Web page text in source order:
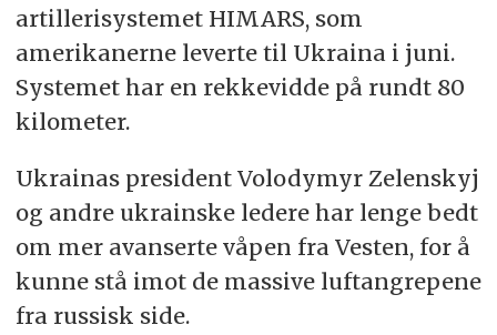
artillerisystemet HIMARS, som
amerikanerne leverte til Ukraina i juni.
Systemet har en rekkevidde på rundt 80
kilometer.
Ukrainas president Volodymyr Zelenskyj
og andre ukrainske ledere har lenge bedt
om mer avanserte våpen fra Vesten, for å
kunne stå imot de massive luftangrepene
fra russisk side.